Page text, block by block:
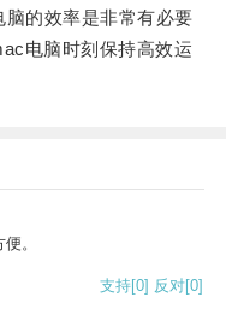
的效率是非常有必要
电脑时刻保持高效运
。
支持[0] 反对[0]